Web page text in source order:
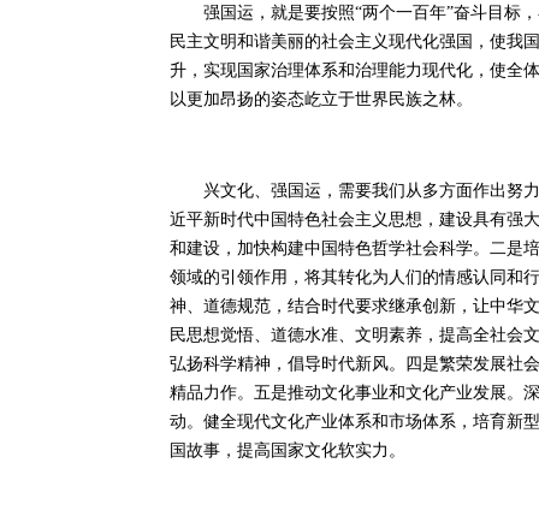
强国运，就是要按照“两个一百年”奋斗目标，
民主文明和谐美丽的社会主义现代化强国，使我
升，实现国家治理体系和治理能力现代化，使全
以更加昂扬的姿态屹立于世界民族之林。
兴文化、强国运，需要我们从多方面作出努力
近平新时代中国特色社会主义思想，建设具有强
和建设，加快构建中国特色哲学社会科学。二是
领域的引领作用，将其转化为人们的情感认同和
神、道德规范，结合时代要求继承创新，让中华
民思想觉悟、道德水准、文明素养，提高全社会
弘扬科学精神，倡导时代新风。四是繁荣发展社
精品力作。五是推动文化事业和文化产业发展。
动。健全现代文化产业体系和市场体系，培育新
国故事，提高国家文化软实力。